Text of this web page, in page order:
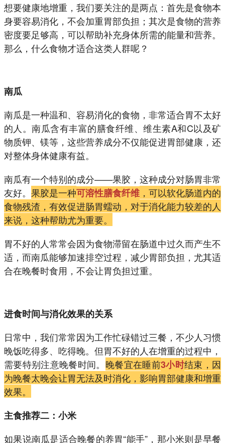
想要健康地增重，我们要关注的是两点：首先是食物本
身要容易消化，不会加重胃部负担；其次是食物的营养
密度要足够高，可以帮助补充身体所需的能量和营养。
那么，什么食物才适合这类人群呢？
南瓜
南瓜是一种温和、容易消化的食物，非常适合胃不太好
的人。南瓜含有丰富的膳食纤维、维生素A和C以及矿
物质钾、镁等，这些营养成分不仅能促进胃部健康，还
对整体身体健康有益。
南瓜有一个特别的成分——果胶，这种成分对肠胃非常
友好。 果胶是一种可溶性膳食纤维 ，可以软化肠道内的
食物残渣，有效促进肠胃蠕动，对于消化能力较差的人
来说，这种帮助尤为重要。
胃不好的人常常会因为食物滞留在肠道中过久而产生不
适，而南瓜能够加速排空过程，减少胃部负担，尤其适
合在晚餐时食用，不会让胃负担过重。
进食时间与消化效果的关系
日常中，我们常常因为工作忙碌错过三餐，不少人习惯
晚饭吃得多、吃得晚。但胃不好的人在增重的过程中，
需要特别注意晚餐时间。 晚餐宜在睡前3小时结束，因
为晚餐太晚会让胃无法及时消化，影响胃部健康和增重
效果。
主食推荐二：小米
如果说南瓜是适合晚餐的养胃“能手”，那小米则是早餐